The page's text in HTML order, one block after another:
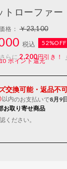
トローファー
格：￥23,100
税込
52%OFF
らに2,200円引き！
ポイント還元
交換可能・返品不
以内のお支払いで8月9
お取り寄せ商品
ください。